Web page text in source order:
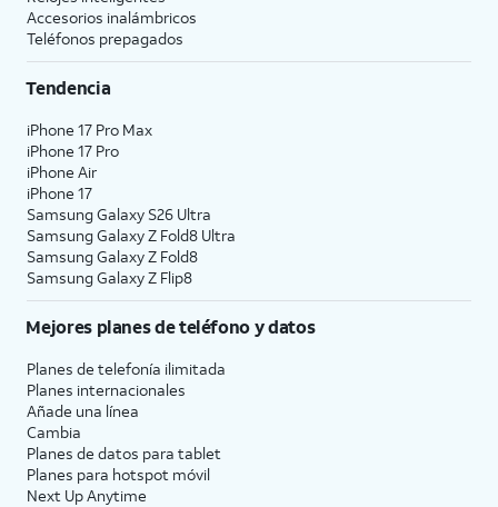
Accesorios inalámbricos
Teléfonos prepagados
Tendencia
iPhone 17 Pro Max
iPhone 17 Pro
iPhone Air
iPhone 17
Samsung Galaxy S26 Ultra
Samsung Galaxy Z Fold8 Ultra
Samsung Galaxy Z Fold8
Samsung Galaxy Z Flip8
Mejores planes de teléfono y datos
Planes de telefonía ilimitada
Planes internacionales
Añade una línea
Cambia
Planes de datos para tablet
Planes para hotspot móvil
Next Up Anytime